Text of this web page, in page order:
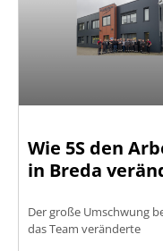
Wie 5S den
in Breda
Der große Umschwung
das Team veränderte